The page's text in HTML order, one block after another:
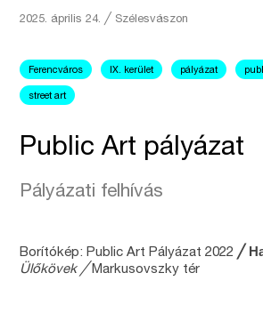
2025. április 24.╱ Szélesvászon
Ferencváros IX. kerület pályázat
street art
Public Art pályázat
Pályázati felhívás
Borítókép: Public Art Pályázat 2022 ╱
Ülőkövek ╱Markusovszky tér